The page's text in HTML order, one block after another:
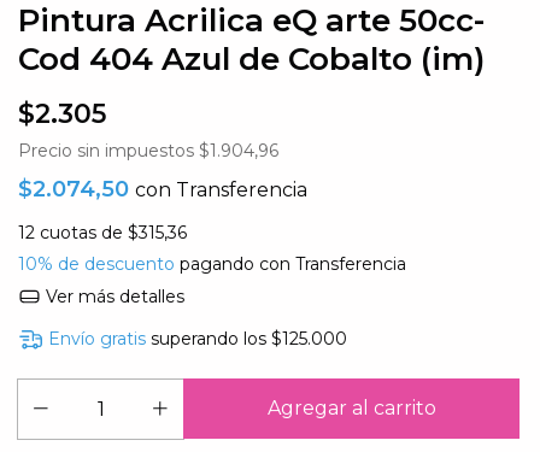
Pintura Acrilica eQ arte 50cc-
Cod 404 Azul de Cobalto (im)
$2.305
Precio sin impuestos $1.904,96
$2.074,50 con Transferencia
12 cuotas de $315,36
10% de descuento pagando con Transferencia
Ver más detalles
Envío gratis superando los$125.000